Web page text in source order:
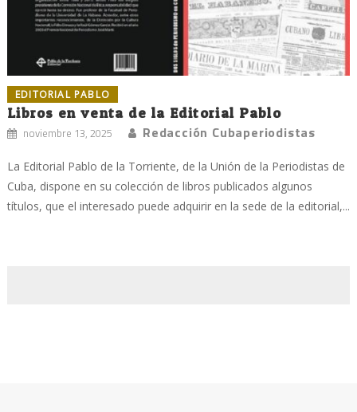
EDITORIAL PABLO
Libros en venta de la Editorial Pablo
noviembre 13, 2025 Redacción Cubaperiodistas
La Editorial Pablo de la Torriente, de la Unión de la Periodistas de
Cuba, dispone en su colección de libros publicados algunos
títulos, que el interesado puede adquirir en la sede de la editorial,...